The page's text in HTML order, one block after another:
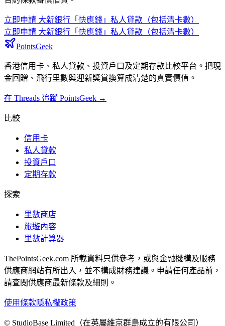
立即申請 大新銀行「快應錢」私人貸款（包括清卡數）
立即申請 大新銀行「快應錢」私人貸款（包括清卡數）
PointsGeek
香港信用卡、私人貸款、投資戶口及定期存款比較平台。把現
金回贈、飛行里數與迎新獎賞換算成清楚的真實價值。
在 Threads 追蹤 PointsGeek →
比較
信用卡
私人貸款
投資戶口
定期存款
探索
里數商店
旅遊內容
里數計算器
ThePointsGeek.com 所載資料只供參考，或與金融機構及服務
供應商網站有所出入，並不構成財務建議。申請任何產品前，
請查閱供應商最新條款及細則。
使用條款隱私權政策
© StudioBase Limited（在英屬維京群島成立的有限公司）